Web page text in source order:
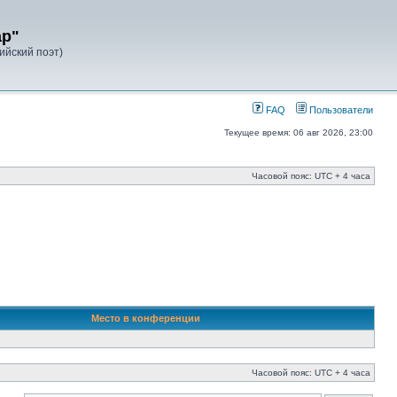
поэт)
FAQ Пользователи
Текущее время: 06 авг 2026, 23:00
Часовой пояс: UTC + 4 часа
Место в конференции
Часовой пояс: UTC + 4 часа